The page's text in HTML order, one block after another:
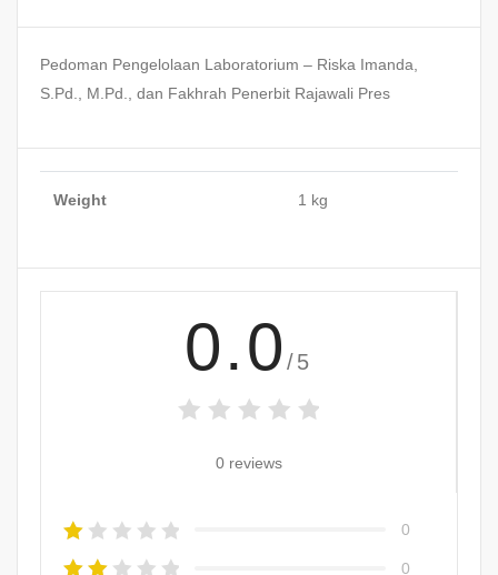
Pedoman Pengelolaan Laboratorium – Riska Imanda,
S.Pd., M.Pd., dan Fakhrah Penerbit Rajawali Pres
Weight 1 kg
0.0 /5
0 reviews
0
0